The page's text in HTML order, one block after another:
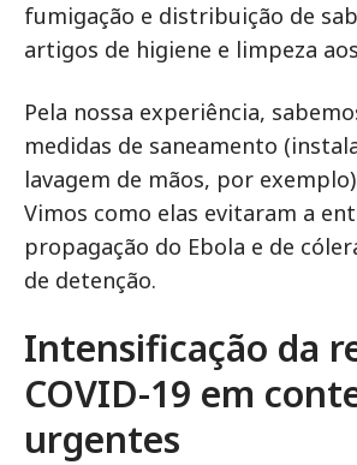
fumigação e distribuição de
artigos de higiene e limpeza
Pela nossa experiência,
medidas de saneamento
lavagem de mãos, por
Vimos como elas evitaram a
propagação do Ebola e de
de detenção.
Intensificação da
COVID-19 em
urgentes